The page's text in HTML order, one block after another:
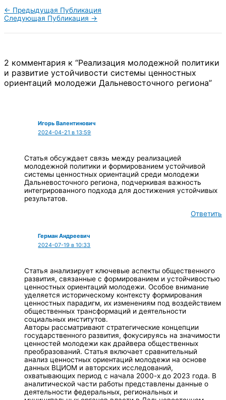
← Предыдущая Публикация
Следующая Публикация →
2 комментария к “Реализация молодежной политики
и развитие устойчивости системы ценностных
ориентаций молодежи Дальневосточного региона”
Игорь Валентинович
2024-04-21 в 13:59
Статья обсуждает связь между реализацией
молодежной политики и формированием устойчивой
системы ценностных ориентаций среди молодежи
Дальневосточного региона, подчеркивая важность
интегрированного подхода для достижения устойчивых
результатов.
Ответить
Герман Андреевич
2024-07-19 в 10:33
Статья анализирует ключевые аспекты общественного
развития, связанные с формированием и устойчивостью
ценностных ориентаций молодежи. Особое внимание
уделяется историческому контексту формирования
ценностных парадигм, их изменениям под воздействием
общественных трансформаций и деятельности
социальных институтов.
Авторы рассматривают стратегические концепции
государственного развития, фокусируясь на значимости
ценностей молодежи как драйвера общественных
преобразований. Статья включает сравнительный
анализ ценностных ориентаций молодежи на основе
данных ВЦИОМ и авторских исследований,
охватывающих период с начала 2000-х до 2023 года. В
аналитической части работы представлены данные о
деятельности федеральных, региональных и